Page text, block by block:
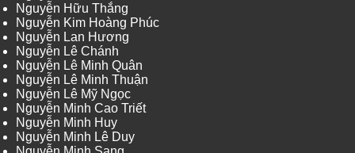
Nguyễn Hữu Thắng
Nguyễn Kim Hoàng Phúc
Nguyễn Lan Hương
Nguyễn Lê Chánh
Nguyễn Lê Minh Quân
Nguyễn Lê Minh Thuận
Nguyễn Lê Mỹ Ngọc
Nguyễn Minh Cao Triết
Nguyễn Minh Huy
Nguyễn Minh Lê Duy